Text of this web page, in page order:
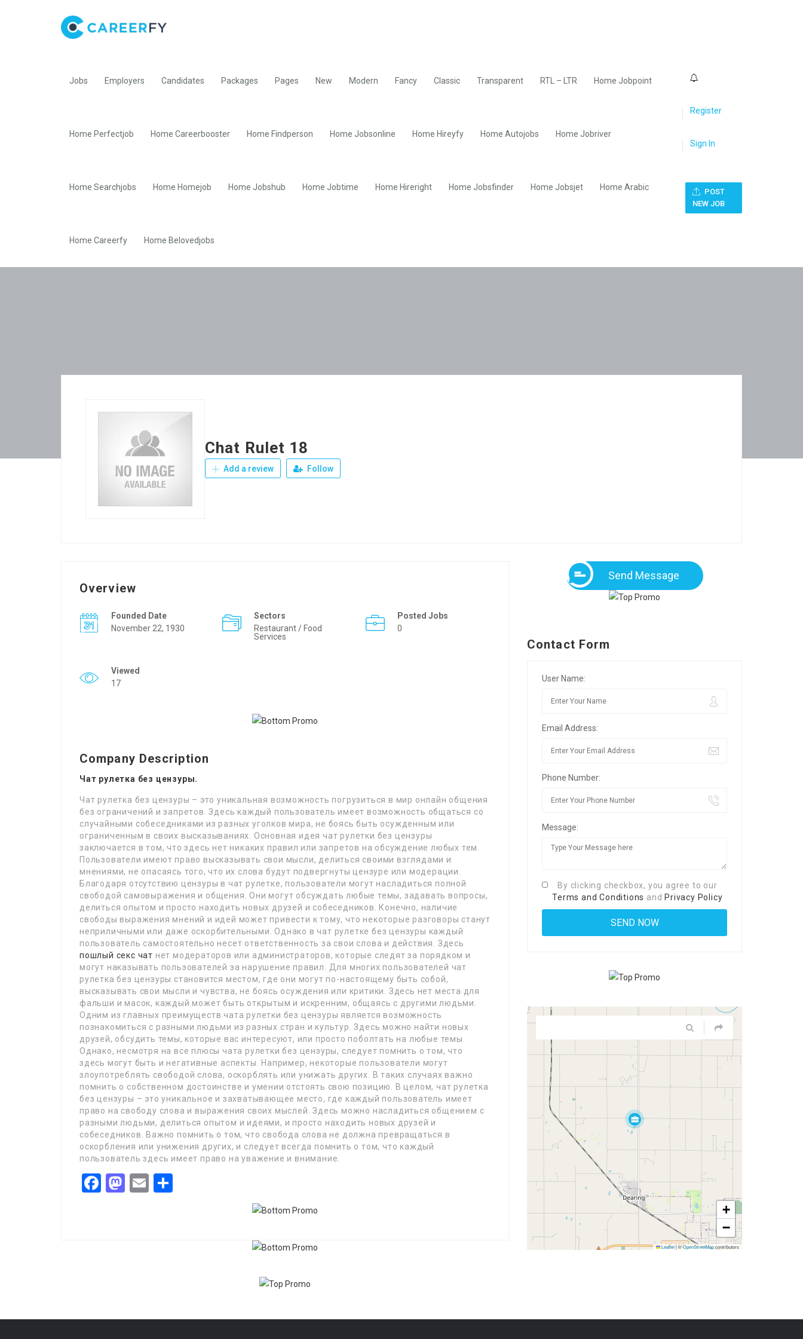
Jobs Employers Candidates Packages Pages New Modern Fancy Classic Transparent RTL – LTR Home Jobpoint
Home Perfectjob Home Careerbooster Home Findperson Home Jobsonline Home Hireyfy Home Autojobs Home Jobriver
Home Searchjobs Home Homejob Home Jobshub Home Jobtime Home Hireright Home Jobsfinder Home Jobsjet Home Arabic
Home Careerfy Home Belovedjobs
Register
Sign In
POST
NEW JOB
Chat Rulet 18
Add a review Follow
Overview
Founded Date
November 22, 1930
Sectors
Restaurant / Food
Services
Posted Jobs
0
Viewed
17
Company Description
Чат рулетка без цензуры.
Чат рулетка без цензуры – это уникальная возможность погрузиться в мир онлайн общения
без ограничений и запретов. Здесь каждый пользователь имеет возможность общаться со
случайными собеседниками из разных уголков мира, не боясь быть осужденным или
ограниченным в своих высказываниях. Основная идея чат рулетки без цензуры
заключается в том, что здесь нет никаких правил или запретов на обсуждение любых тем.
Пользователи имеют право высказывать свои мысли, делиться своими взглядами и
мнениями, не опасаясь того, что их слова будут подвергнуты цензуре или модерации.
Благодаря отсутствию цензуры в чат рулетке, пользователи могут насладиться полной
свободой самовыражения и общения. Они могут обсуждать любые темы, задавать вопросы,
делиться опытом и просто находить новых друзей и собеседников. Конечно, наличие
свободы выражения мнений и идей может привести к тому, что некоторые разговоры станут
неприличными или даже оскорбительными. Однако в чат рулетке без цензуры каждый
пользователь самостоятельно несет ответственность за свои слова и действия. Здесь
пошлый секс чат нет модераторов или администраторов, которые следят за порядком и
могут наказывать пользователей за нарушение правил. Для многих пользователей чат
рулетка без цензуры становится местом, где они могут по-настоящему быть собой,
высказывать свои мысли и чувства, не боясь осуждения или критики. Здесь нет места для
фальши и масок, каждый может быть открытым и искренним, общаясь с другими людьми.
Одним из главных преимуществ чата рулетки без цензуры является возможность
познакомиться с разными людьми из разных стран и культур. Здесь можно найти новых
друзей, обсудить темы, которые вас интересуют, или просто поболтать на любые темы.
Однако, несмотря на все плюсы чата рулетки без цензуры, следует помнить о том, что
здесь могут быть и негативные аспекты. Например, некоторые пользователи могут
злоупотреблять свободой слова, оскорблять или унижать других. В таких случаях важно
помнить о собственном достоинстве и умении отстоять свою позицию. В целом, чат рулетка
без цензуры – это уникальное и захватывающее место, где каждый пользователь имеет
право на свободу слова и выражения своих мыслей. Здесь можно насладиться общением с
разными людьми, делиться опытом и идеями, и просто находить новых друзей и
собеседников. Важно помнить о том, что свобода слова не должна превращаться в
оскорбления или унижения других, и следует всегда помнить о том, что каждый
пользователь здесь имеет право на уважение и внимание.
Facebook
Mastodon
Email
Send Message
Contact Form
User Name:
Email Address:
Phone Number:
Message:
By clicking checkbox, you agree to our
Terms and Conditions and Privacy Policy
+
−
Leaflet|©OpenStreetMapcontributors